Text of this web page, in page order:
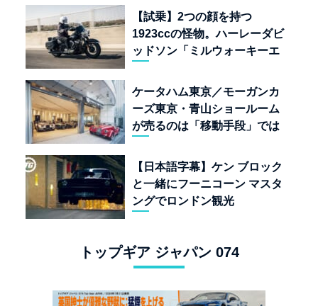
質”を愛する理由
【試乗】2つの顔を持つ
1923ccの怪物。ハーレーダビ
ッドソン「ミルウォーキーエ
ケータハム東京／モーガンカ
ーズ東京・青山ショールーム
が売るのは「移動手段」では
【日本語字幕】ケン ブロック
と一緒にフーニコーン マスタ
ングでロンドン観光
トップギア ジャパン 074